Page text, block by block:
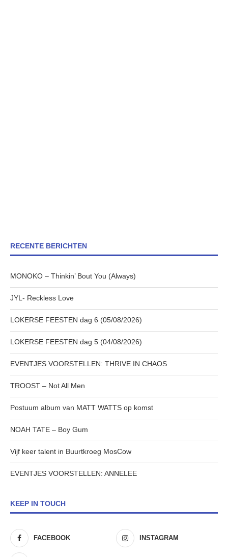
RECENTE BERICHTEN
MONOKO – Thinkin’ Bout You (Always)
JYL- Reckless Love
LOKERSE FEESTEN dag 6 (05/08/2026)
LOKERSE FEESTEN dag 5 (04/08/2026)
EVENTJES VOORSTELLEN: THRIVE IN CHAOS
TROOST – Not All Men
Postuum album van MATT WATTS op komst
NOAH TATE – Boy Gum
Vijf keer talent in Buurtkroeg MosCow
EVENTJES VOORSTELLEN: ANNELEE
KEEP IN TOUCH
FACEBOOK INSTAGRAM